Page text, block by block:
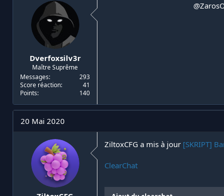
Dverfoxsilv3r
Maître Suprême
Messages
293
Score réaction
41
Points
140
20 Mai 2020
ZiltoxCFG a mis à jour [SKRIPT]
ClearChat